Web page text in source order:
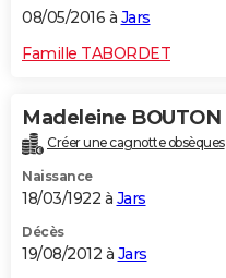
08/05/2016 à Jars
Famille TABORDET
Madeleine BOUTON
Créer une cagnotte obsèques
Naissance
18/03/1922 à Jars
Décès
19/08/2012 à Jars